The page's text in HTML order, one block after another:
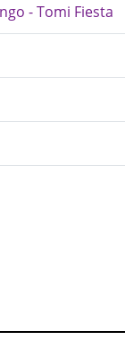
- Tomi Fiesta